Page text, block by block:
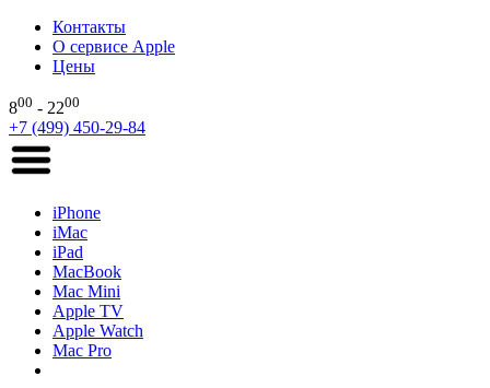
Контакты
О сервисе Apple
Цены
800 - 2200
+7 (499) 450-29-84
iPhone
iMac
iPad
MacBook
Mac Mini
Apple TV
Apple Watch
Mac Pro